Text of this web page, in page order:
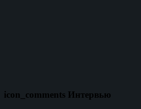
icon_comments Интервью